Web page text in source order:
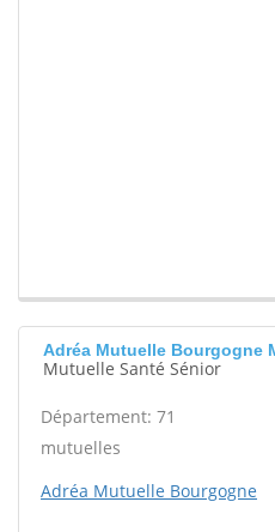
Adréa Mutuelle Bourgogne
Mutuelle Santé Sénior
Département: 71
mutuelles
Adréa Mutuelle Bourgogne